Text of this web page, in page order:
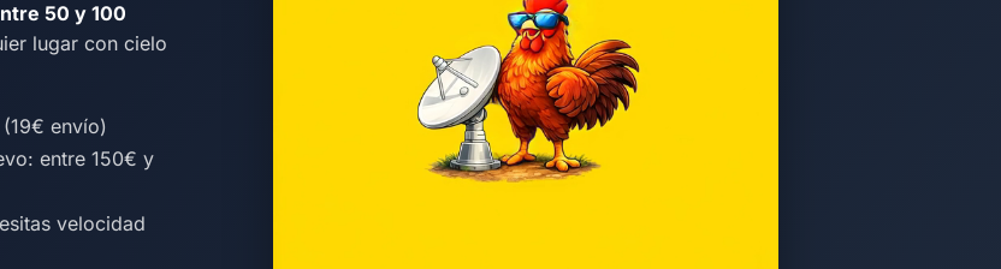
50 y 100
lugar con cielo
envío)
entre 150€ y
velocidad